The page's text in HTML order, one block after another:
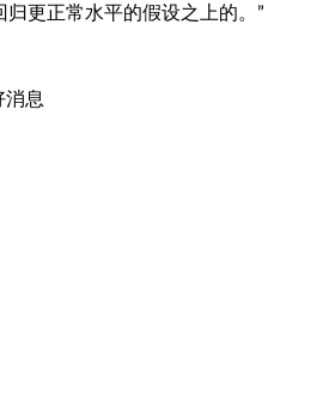
更正常水平的假设之上的。”
消息